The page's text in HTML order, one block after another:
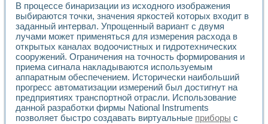
В процессе бинаризации из исходного изображения
выбираются точки, значения яркостей которых входит в
заданный интервал. Упрощенный вариант с двумя
лучами может применяться для измерения расхода в
открытых каналах водоочистных и гидротехнических
сооружений. Ограничения на точность формирования и
приема сигнала накладываются используемым
аппаратным обеспечением. Исторически наибольший
прогресс автоматизации измерений был достигнут на
предприятиях транспортной отрасли. Использование
данной разработки фирмы National Instruments
позволяет быстро создавать виртуальные приборы с